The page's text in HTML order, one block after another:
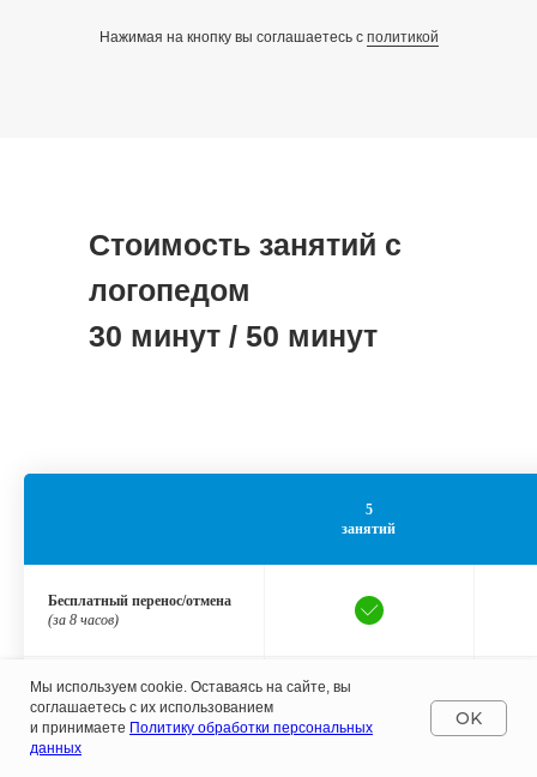
Нажимая на кнопку вы соглашаетесь с политикой
Стоимость занятий с
логопедом
30 минут / 50 минут
5
занятий
Бесплатный перенос/отмена
(за 8 часов)
Заморозка
Мы используем cookie. Оставаясь на сайте, вы
соглашаетесь с их использованием
и принимаете Политику обработки персональных
данных
OK